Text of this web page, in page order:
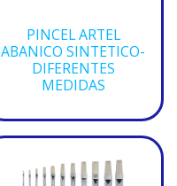
PINCEL ARTEL
ABANICO SINTETICO-
DIFERENTES
MEDIDAS